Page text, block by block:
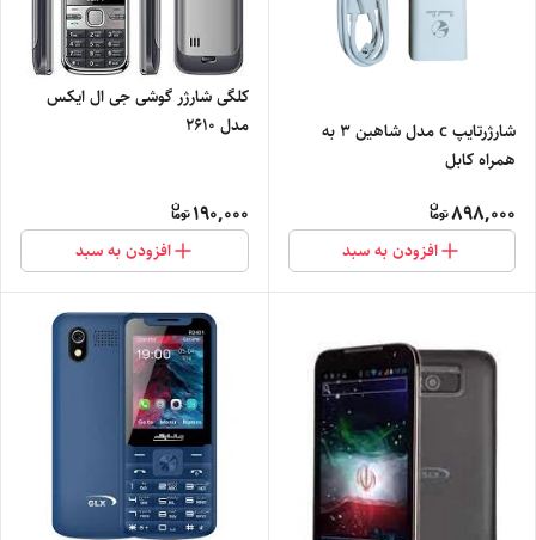
شارژرتایپ c مدل شاهین 3 به
همراه کابل
898,000
افزودن به سبد
کلگی شارژر گوشی جی ال ایکس
مدل 2610
190,000
افزودن به سبد